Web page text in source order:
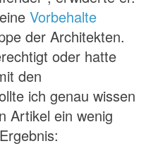
Vorbehalte
der Architekten.
oder hatte
den
ich genau wissen
Artikel ein wenig